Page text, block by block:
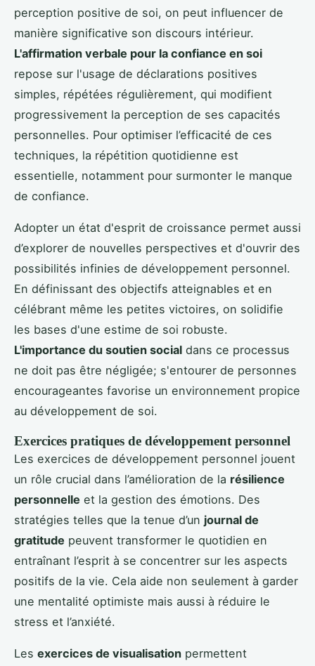
perception positive de soi, on peut influencer de
manière significative son discours intérieur.
L'affirmation verbale pour la confiance en soi
repose sur l'usage de déclarations positives
simples, répétées régulièrement, qui modifient
progressivement la perception de ses capacités
personnelles. Pour optimiser l’efficacité de ces
techniques, la répétition quotidienne est
essentielle, notamment pour surmonter le manque
de confiance.
Adopter un état d'esprit de croissance permet aussi
d’explorer de nouvelles perspectives et d'ouvrir des
possibilités infinies de développement personnel.
En définissant des objectifs atteignables et en
célébrant même les petites victoires, on solidifie
les bases d'une estime de soi robuste.
L'importance du soutien social dans ce processus
ne doit pas être négligée; s'entourer de personnes
encourageantes favorise un environnement propice
au développement de soi.
Exercices pratiques de développement personnel
Les exercices de développement personnel jouent
un rôle crucial dans l’amélioration de la résilience
personnelle et la gestion des émotions. Des
stratégies telles que la tenue d’un journal de
gratitude peuvent transformer le quotidien en
entraînant l’esprit à se concentrer sur les aspects
positifs de la vie. Cela aide non seulement à garder
une mentalité optimiste mais aussi à réduire le
stress et l’anxiété.
Les exercices de visualisation permettent